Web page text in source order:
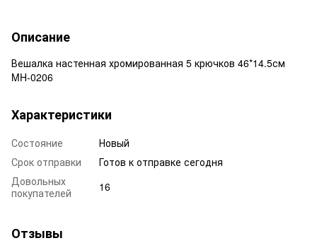
Описание
Вешалка настенная хромированная 5 крючков 46*14.5см
MH-0206
Характеристики
Состояние
Новый
Срок отправки
Готов к отправке сегодня
Довольных
покупателей
16
Отзывы